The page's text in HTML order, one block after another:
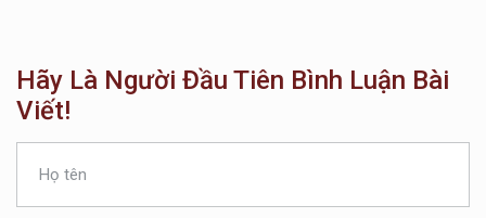
Hãy Là Người Đầu Tiên Bình Luận Bài
Viết!